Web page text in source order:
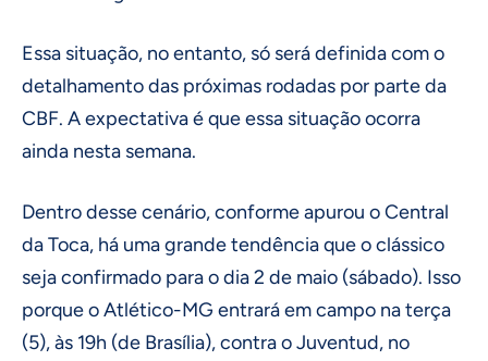
Essa situação, no entanto, só será definida com o
detalhamento das próximas rodadas por parte da
CBF. A expectativa é que essa situação ocorra
ainda nesta semana.
Dentro desse cenário, conforme apurou o Central
da Toca, há uma grande tendência que o clássico
seja confirmado para o dia 2 de maio (sábado). Isso
porque o Atlético-MG entrará em campo na terça
(5), às 19h (de Brasília), contra o Juventud, no